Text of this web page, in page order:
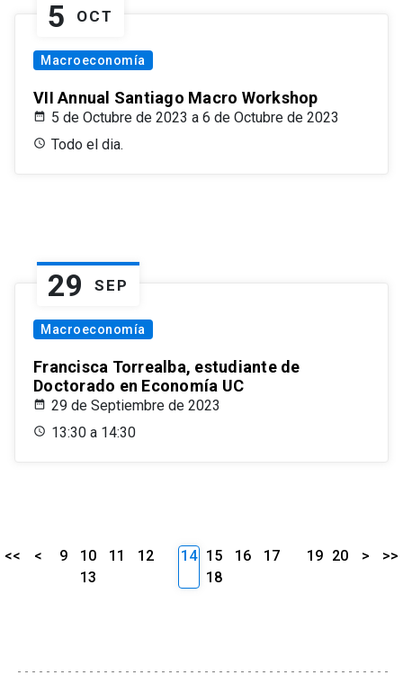
5 OCT
Macroeconomía
VII Annual Santiago Macro Workshop
5 de Octubre de 2023 a 6 de Octubre de 2023
Todo el dia.
29 SEP
Macroeconomía
Francisca Torrealba, estudiante de
Doctorado en Economía UC
29 de Septiembre de 2023
13:30 a 14:30
<< < 9 10 11
12
13
14 15 16
17
18
19 20 > >>